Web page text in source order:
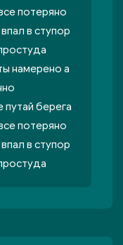
потеряно
в ступор
намерено а
берега
потеряно
в ступор